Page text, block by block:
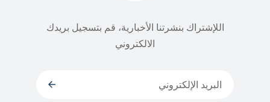
اللإشتراك بنشرتنا الأخبارية، قم بتسجيل بريدك
الالكتروني